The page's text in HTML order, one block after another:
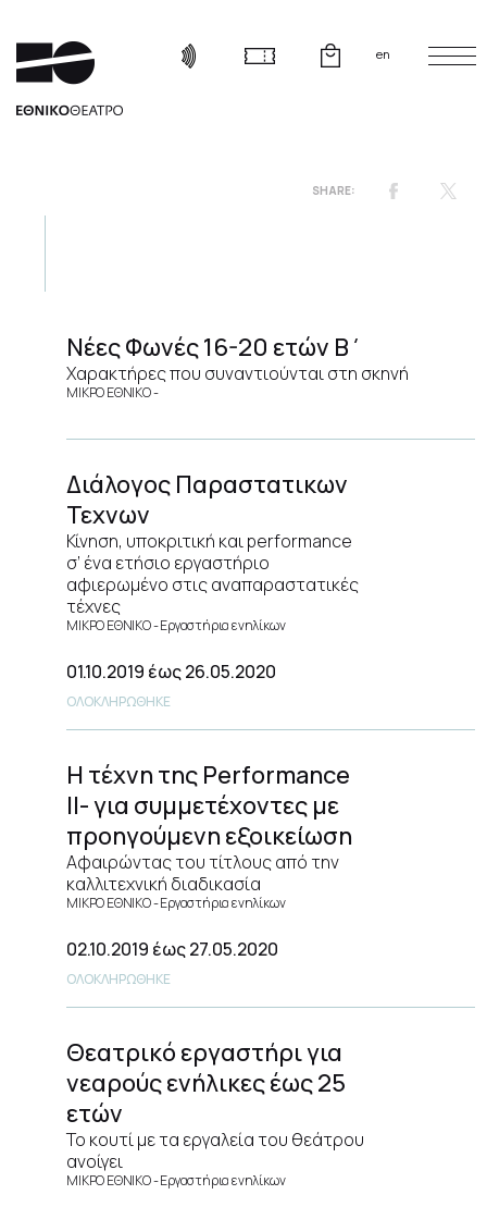
en
Νέες Φωνές 16-20 ετών Β΄
Χαρακτήρες που συναντιούνται στη σκηνή
ΜΙΚΡΟ ΕΘΝΙΚΟ
01.10.2019 έως 26.05.2020
ΟΛΟΚΛΗΡΩΘΗΚΕ
Διάλογος Παραστατικων
Τεχνων
Κίνηση, υποκριτική και performance
σ’ ένα ετήσιο εργαστήριο
αφιερωμένο στις αναπαραστατικές
τέχνες
ΜΙΚΡΟ ΕΘΝΙΚΟ Εργαστήρια ενηλίκων
02.10.2019 έως 27.05.2020
ΟΛΟΚΛΗΡΩΘΗΚΕ
Η τέχνη της Performance
II- για συμμετέχοντες με
προηγούμενη εξοικείωση
Αφαιρώντας του τίτλους από την
καλλιτεχνική διαδικασία
ΜΙΚΡΟ ΕΘΝΙΚΟ Εργαστήρια ενηλίκων
Θεατρικό εργαστήρι για
νεαρούς ενήλικες έως 25
ετών
Το κουτί με τα εργαλεία του θεάτρου
ανοίγει
ΜΙΚΡΟ ΕΘΝΙΚΟ Εργαστήρια ενηλίκων